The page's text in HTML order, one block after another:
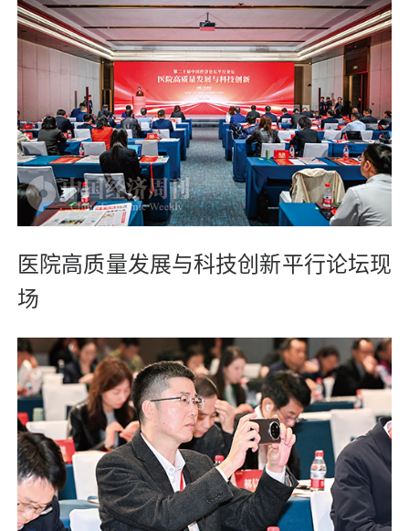
医院高质量发展与科技创新平行论坛现
场